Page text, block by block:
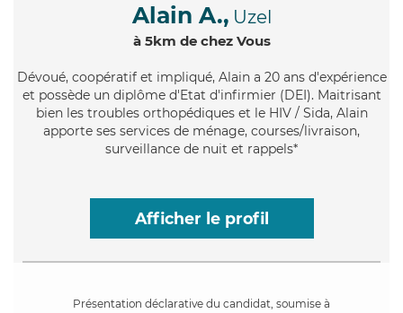
Alain A., Uzel
à 5km de chez Vous
Dévoué, coopératif et impliqué, Alain a 20 ans d'expérience
et possède un diplôme d'Etat d'infirmier (DEI). Maitrisant
bien les troubles orthopédiques et le HIV / Sida, Alain
apporte ses services de ménage, courses/livraison,
surveillance de nuit et rappels*
Afficher le profil
Présentation déclarative du candidat, soumise à